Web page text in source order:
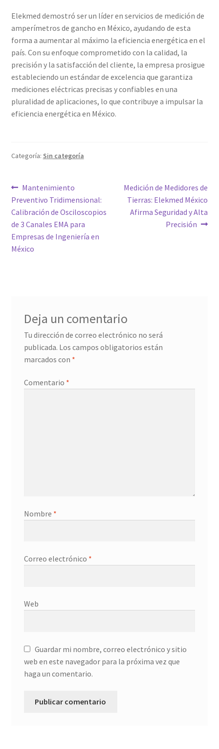
Elekmed demostró ser un líder en servicios de medición de
amperímetros de gancho en México, ayudando de esta
forma a aumentar al máximo la eficiencia energética en el
país. Con su enfoque comprometido con la calidad, la
precisión y la satisfacción del cliente, la empresa prosigue
estableciendo un estándar de excelencia que garantiza
mediciones eléctricas precisas y confiables en una
pluralidad de aplicaciones, lo que contribuye a impulsar la
eficiencia energética en México.
Categoría: Sin categoría
Navegación
de
entradas
Entrada
anterior:
Mantenimiento
Preventivo Tridimensional:
Calibración de Osciloscopios
de 3 Canales EMA para
Empresas de Ingeniería en
México
Siguiente
entrada:
Medición de Medidores de
Tierras: Elekmed México
Afirma Seguridad y Alta
Precisión
Deja un comentario
Tu dirección de correo electrónico no será
publicada. Los campos obligatorios están
marcados con *
Comentario *
Nombre *
Correo electrónico *
Web
Guardar mi nombre, correo electrónico y sitio
web en este navegador para la próxima vez que
haga un comentario.